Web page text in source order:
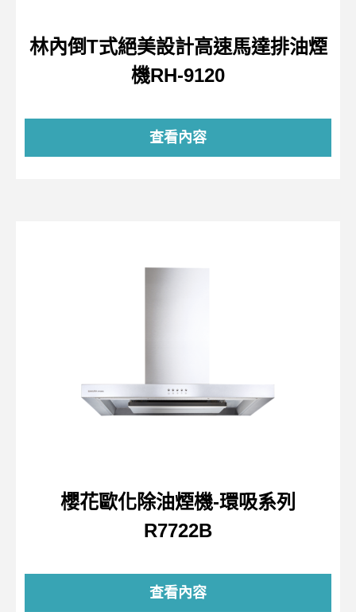
林內倒T式絕美設計高速馬達排油煙
機RH-9120
查看內容
櫻花歐化除油煙機-環吸系列
R7722B
查看內容